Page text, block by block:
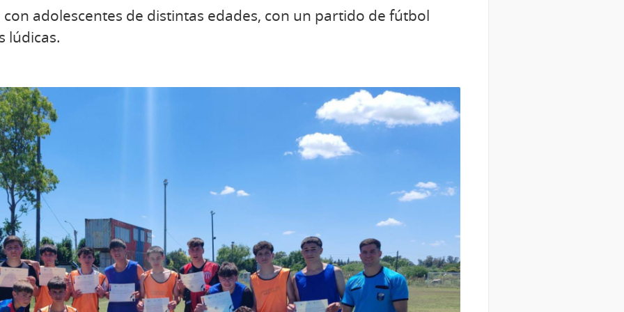
adolescentes de distintas edades, con un partido de fútbol
lúdicas.